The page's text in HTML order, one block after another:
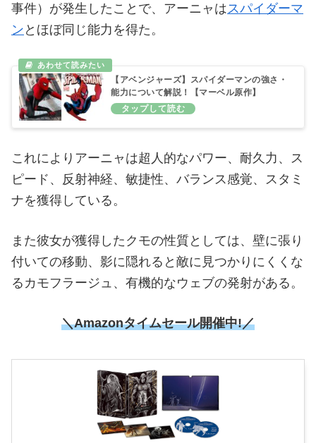
事件）が発生したことで、アーニャは スパイダーマ
ン とほぼ同じ能力を得た。
【アベンジャーズ】スパイダーマンの強さ・
能力について解説！【マーベル原作】
これによりアーニャは超人的なパワー、耐久力、ス
ピード、反射神経、敏捷性、バランス感覚、スタミ
ナを獲得している。
また彼女が獲得したクモの性質としては、壁に張り
付いての移動、影に隠れると敵に見つかりにくくな
るカモフラージュ、有機的なウェブの発射がある。
＼Amazonタイムセール開催中!／